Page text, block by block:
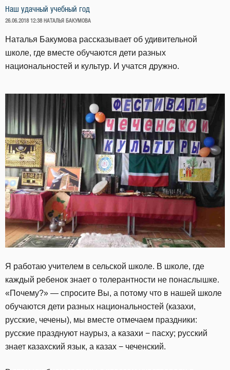
Наш удачный учебный год
ОПУБЛИКОВАНО
26.06.2018 12:38 НАТАЛЬЯ БАКУМОВА
Наталья Бакумова рассказывает об удивительной
школе, где вместе обучаются дети разных
национальностей и культур. И учатся дружно.
Я работаю учителем в сельской школе. В школе, где
каждый ребенок знает о толерантности не понаслышке.
«Почему?» — спросите Вы, а потому что в нашей школе
обучаются дети разных национальностей (казахи,
русские, чечены), мы вместе отмечаем праздники:
русские празднуют наурыз, а казахи − пасху; русский
знает казахский язык, а казах − чеченский.